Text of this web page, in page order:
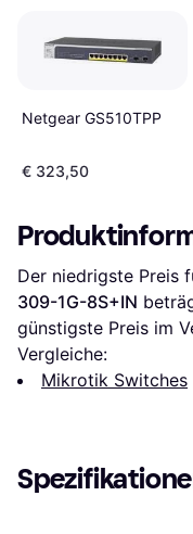
Netgear GS510TPP
€ 323,50
Der niedrigste Preis
309-1G-8S+IN
günstigste Preis im
Vergleiche:
Mikrotik Switches